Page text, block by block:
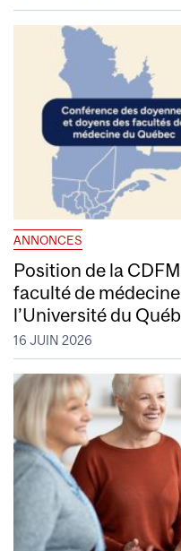
ANNONCES
Position de la
faculté de
l’Université du
16 JUIN 2026